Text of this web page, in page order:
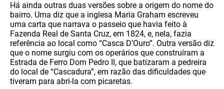
Há ainda outras duas versões sobre a origem do nome do
bairro. Uma diz que a inglesa Maria Graham escreveu
uma carta que narrava o passeio que havia feito à
Fazenda Real de Santa Cruz, em 1824, e, nela, fazia
referência ao local como “Casca D’Ouro”. Outra versão diz
que o nome surgiu com os operários que construíram a
Estrada de Ferro Dom Pedro II, que batizaram a pedreira
do local de “Cascadura”, em razão das dificuldades que
tiveram para abri-la com picaretas.